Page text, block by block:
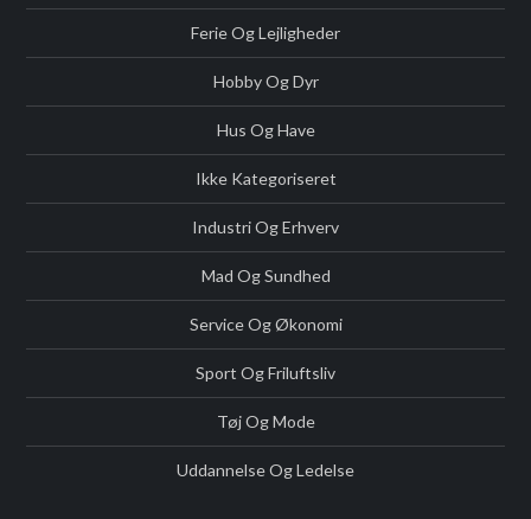
Ferie Og Lejligheder
Hobby Og Dyr
Hus Og Have
Ikke Kategoriseret
Industri Og Erhverv
Mad Og Sundhed
Service Og Økonomi
Sport Og Friluftsliv
Tøj Og Mode
Uddannelse Og Ledelse